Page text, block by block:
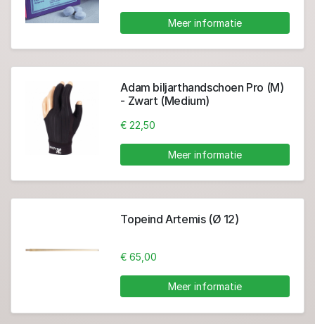
Meer informatie
Adam biljarthandschoen Pro (M)
- Zwart (Medium)
€ 22,50
Meer informatie
Topeind Artemis (Ø 12)
€ 65,00
Meer informatie